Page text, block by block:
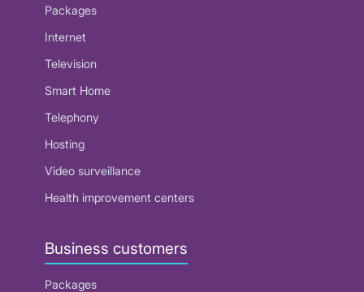
Packages
Internet
Television
Smart Home
Telephony
Hosting
Video surveillance
Health improvement centers
Business customers
Packages